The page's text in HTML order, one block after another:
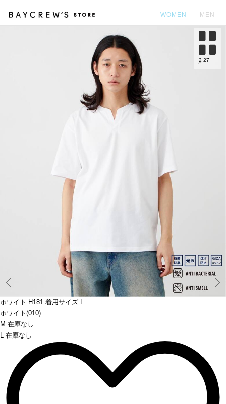
WOMEN MEN
ホワイト H181 着用サイズ:L
ホワイト(010)
M 在庫なし
L 在庫なし
2 27